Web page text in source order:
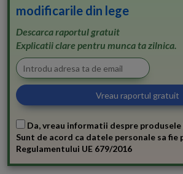
modificarile din lege
Descarca raportul gratuit
Explicatii clare pentru munca ta zilnica.
Da, vreau informatii despre
Sunt de acord ca datele personale sa
Regulamentului UE 679/2016